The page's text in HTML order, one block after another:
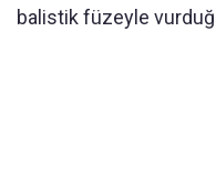
balistik füzeyle